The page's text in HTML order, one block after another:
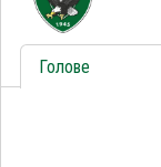
Голове